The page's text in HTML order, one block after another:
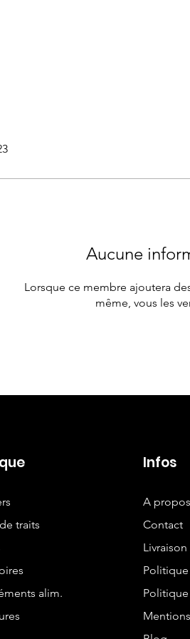
Aucune
Lorsque ce membre ajoutera
même, vous les
traits
alim.
Infos
A propos
Contact